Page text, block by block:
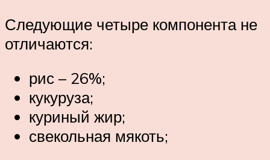
Следующие четыре компонента не
отличаются:
рис – 26%;
кукуруза;
куриный жир;
свекольная мякоть;